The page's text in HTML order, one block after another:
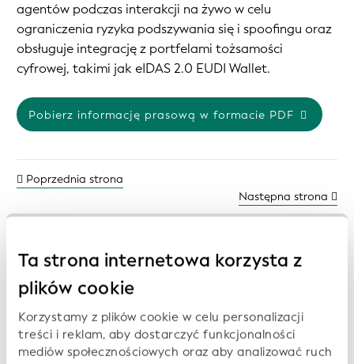
Ta strona internetowa korzysta z
plików cookie
Korzystamy z plików cookie w celu personalizacji
treści i reklam, aby dostarczyć funkcjonalności
mediów społecznościowych oraz aby analizować ruch
agentów podczas interakcji na żywo w celu
ograniczenia ryzyka podszywania się i spoofingu oraz
obsługuje integrację z portfelami tożsamości
cyfrowej, takimi jak eIDAS 2.0 EUDI Wallet.
Pobierz informację prasową w formacie PDF
Poprzednia strona
Następna strona
Wcześniejsze komunikaty prasowe:
Open Supply Hub, Wikimedia Deutschland i
Wikirate International dołączają do